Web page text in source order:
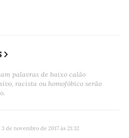
palavras de baixo calão
racista ou homofóbico serão
3 de novembro de 2017 às 21:32